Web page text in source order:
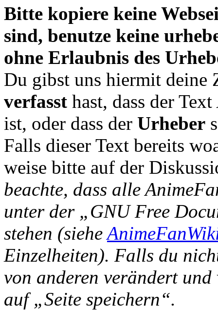
Bitte kopiere keine
sind, benutze keine
ohne Erlaubnis des
Du gibst uns hiermit deine
verfasst hast, dass der
ist, oder dass der Urheber
Falls dieser Text bereits
weise bitte auf der
beachte, dass alle
unter der „GNU Free
stehen (siehe
Einzelheiten). Falls du
von anderen verändert
auf „Seite speichern“.